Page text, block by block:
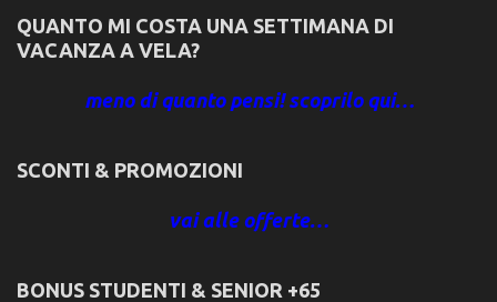
QUANTO MI COSTA UNA SETTIMANA DI
VACANZA A VELA?
meno di quanto pensi! scoprilo qui…
SCONTI & PROMOZIONI
vai alle offerte…
BONUS STUDENTI & SENIOR +65